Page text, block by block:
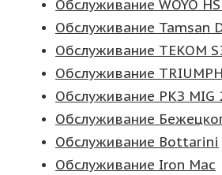
Обслуживание WOYO
Обслуживание Tamsan
Обслуживание TEKOM
Обслуживание TRIUMPH
Обслуживание РКЗ MIG
Обслуживание
Обслуживание Bottarini
Обслуживание Iron Mac